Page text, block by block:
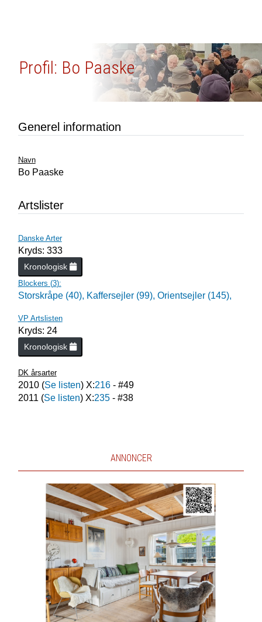
Profil: Bo Paaske
Generel information
Navn
Bo Paaske
Artslister
Danske Arter
Kryds: 333
Kronologisk
Blockers (3):
Storskråpe (40), Kaffersejler (99), Orientsejler (145),
VP Artslisten
Kryds: 24
Kronologisk
DK årsarter
2010(Se listen) X:216- #49
2011 (Se listen) X:235- #38
ANNONCER